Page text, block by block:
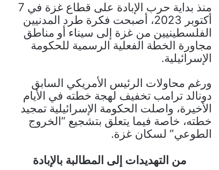
منذ بداية حرب الإبادة على قطاع غزة في 7
أكتوبر 2023، أصبحت فكرة طرد المدنيين
الفلسطينيين من غزة إلى سيناء أو مناطق
مجاورة الخطة الفعلية الرسمية للحكومة
الإسرائيلية.
ورغم محاولات الرئيس الأمريكي السابق
دونالد ترامب تخفيف لهجة خطته في الأيام
الأخيرة، واصلت الحكومة الإسرائيلية تمجيد
خطته، خاصة فيما يتعلق بتشجيع “الخروج
الطوعي” لسكان غزة.
من التهديدات إلى المطالبة بالإبادة